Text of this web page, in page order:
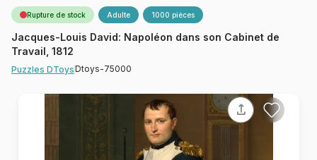
Rupture de stock Adulte 1000 pièces
Jacques-Louis David: Napoléon dans son Cabinet de
Travail, 1812
Puzzles DToysDtoys-75000